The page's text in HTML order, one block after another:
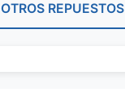
OTROS REPUESTOS